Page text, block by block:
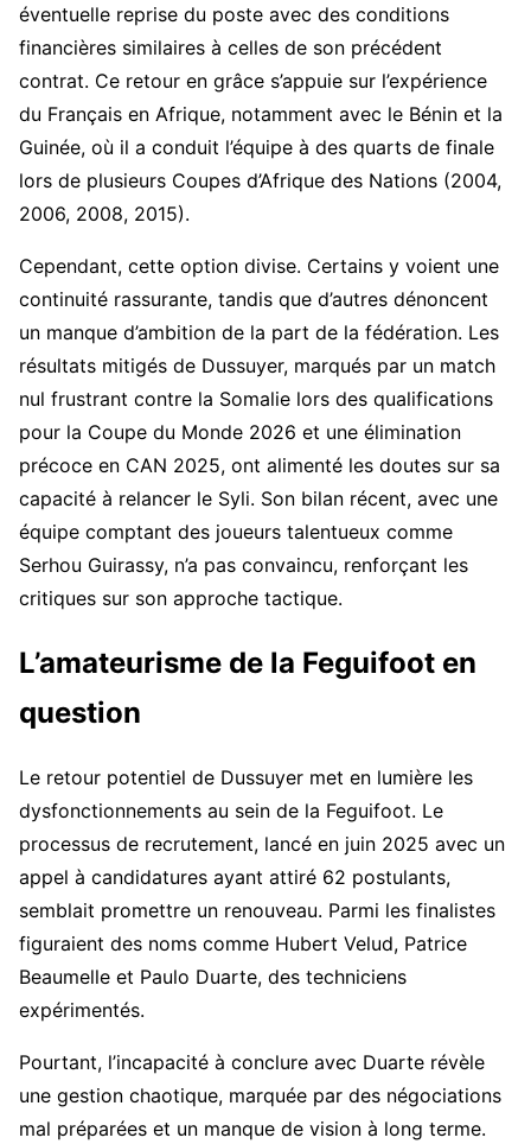
éventuelle reprise du poste avec des conditions
financières similaires à celles de son précédent
contrat. Ce retour en grâce s’appuie sur l’expérience
du Français en Afrique, notamment avec le Bénin et la
Guinée, où il a conduit l’équipe à des quarts de finale
lors de plusieurs Coupes d’Afrique des Nations (2004,
2006, 2008, 2015).
Cependant, cette option divise. Certains y voient une
continuité rassurante, tandis que d’autres dénoncent
un manque d’ambition de la part de la fédération. Les
résultats mitigés de Dussuyer, marqués par un match
nul frustrant contre la Somalie lors des qualifications
pour la Coupe du Monde 2026 et une élimination
précoce en CAN 2025, ont alimenté les doutes sur sa
capacité à relancer le Syli. Son bilan récent, avec une
équipe comptant des joueurs talentueux comme
Serhou Guirassy, n’a pas convaincu, renforçant les
critiques sur son approche tactique.
L’amateurisme de la Feguifoot en
question
Le retour potentiel de Dussuyer met en lumière les
dysfonctionnements au sein de la Feguifoot. Le
processus de recrutement, lancé en juin 2025 avec un
appel à candidatures ayant attiré 62 postulants,
semblait promettre un renouveau. Parmi les finalistes
figuraient des noms comme Hubert Velud, Patrice
Beaumelle et Paulo Duarte, des techniciens
expérimentés.
Pourtant, l’incapacité à conclure avec Duarte révèle
une gestion chaotique, marquée par des négociations
mal préparées et un manque de vision à long terme.